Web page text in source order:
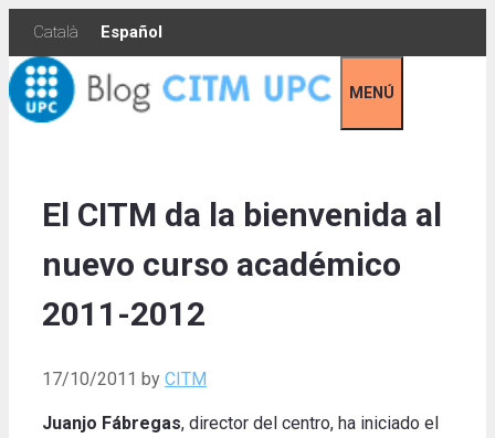
Skip
content
Català Español
MENÚ
El CITM da la bienvenida al
nuevo curso académico
2011-2012
17/10/2011 by CITM
Juanjo Fábregas, director del centro, ha iniciado el